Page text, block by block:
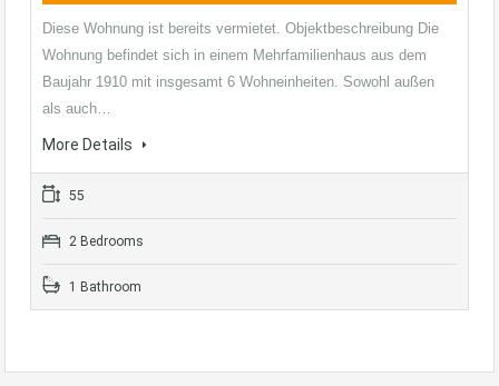
Diese Wohnung ist bereits vermietet. Objektbeschreibung Die
Wohnung befindet sich in einem Mehrfamilienhaus aus dem
Baujahr 1910 mit insgesamt 6 Wohneinheiten. Sowohl außen
als auch…
More Details
55
2 Bedrooms
1 Bathroom